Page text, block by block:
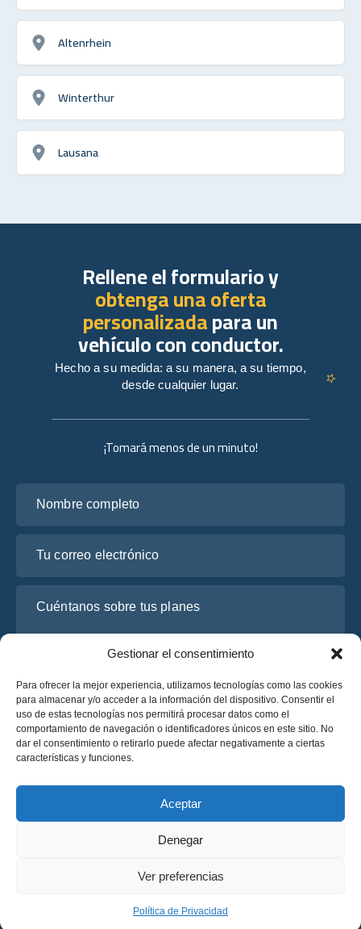
Gestionar el consentimiento
Para ofrecer la mejor experiencia, utilizamos tecnologías como las cookies
para almacenar y/o acceder a la información del dispositivo. Consentir el
uso de estas tecnologías nos permitirá procesar datos como el
comportamiento de navegación o identificadores únicos en este sitio. No
dar el consentimiento o retirarlo puede afectar negativamente a ciertas
características y funciones.
Aceptar
Denegar
Ver preferencias
Política de Privacidad
Altenrhein
Winterthur
Lausana
Política de Privacidad
Términos y Condiciones
¡Tomará menos de un minuto!
He leído y acepto la
Solicite un presupuesto
Solicite un presupuesto
Rellene el formulario y
obtenga una oferta
personalizadapara un
vehículo con conductor.
Hecho a su medida: a su manera, a su tiempo,
desde cualquier lugar.